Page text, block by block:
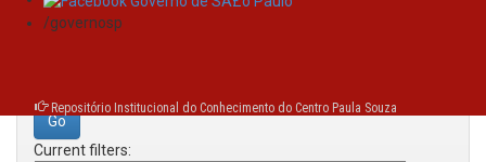
/governosp
Repositório Institucional do Conhecimento do Centro Paula Souza
Search:
Current filters: